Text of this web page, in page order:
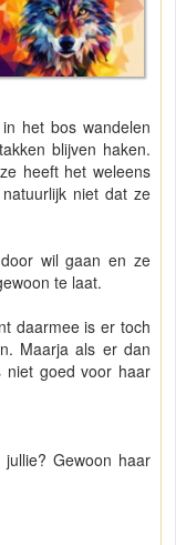
het bos wandelen
blijven haken.
heeft het weleens
niet dat ze
wil gaan en ze
te laat.
daarmee is er toch
Maarja als er dan
goed voor haar
Gewoon haar